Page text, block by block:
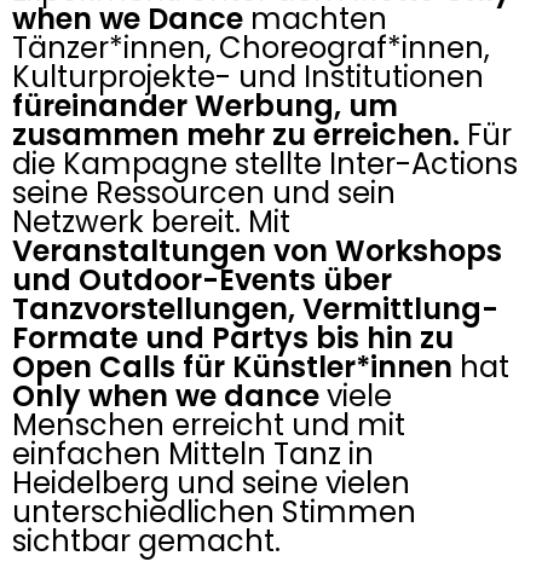
when we Dance machten
Tänzer*innen, Choreograf*innen,
Kulturprojekte- und Institutionen
füreinander Werbung, um
zusammen mehr zu erreichen. Für
die Kampagne stellte Inter-Actions
seine Ressourcen und sein
Netzwerk bereit. Mit
Veranstaltungen von Workshops
und Outdoor-Events über
Tanzvorstellungen, Vermittlung-
Formate und Partys bis hin zu
Open Calls für Künstler*innen hat
Only when we danceviele
Menschen erreicht und mit
einfachen Mitteln Tanz in
Heidelberg und seine vielen
unterschiedlichen Stimmen
sichtbar gemacht.